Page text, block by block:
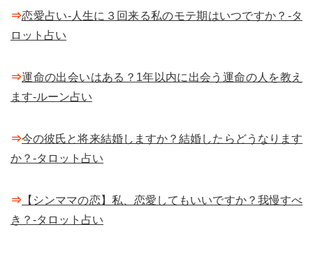
⇒恋愛占い-人生に３回来る私のモテ期はいつですか？-タ
ロット占い
⇒運命の出会いはある？1年以内に出会う運命の人を教え
ます-ルーン占い
⇒今の彼氏と将来結婚しますか？結婚したらどうなります
か？-タロット占い
⇒ 【シンママの恋】私、恋愛してもいいですか？我慢すべ
き？-タロット占い